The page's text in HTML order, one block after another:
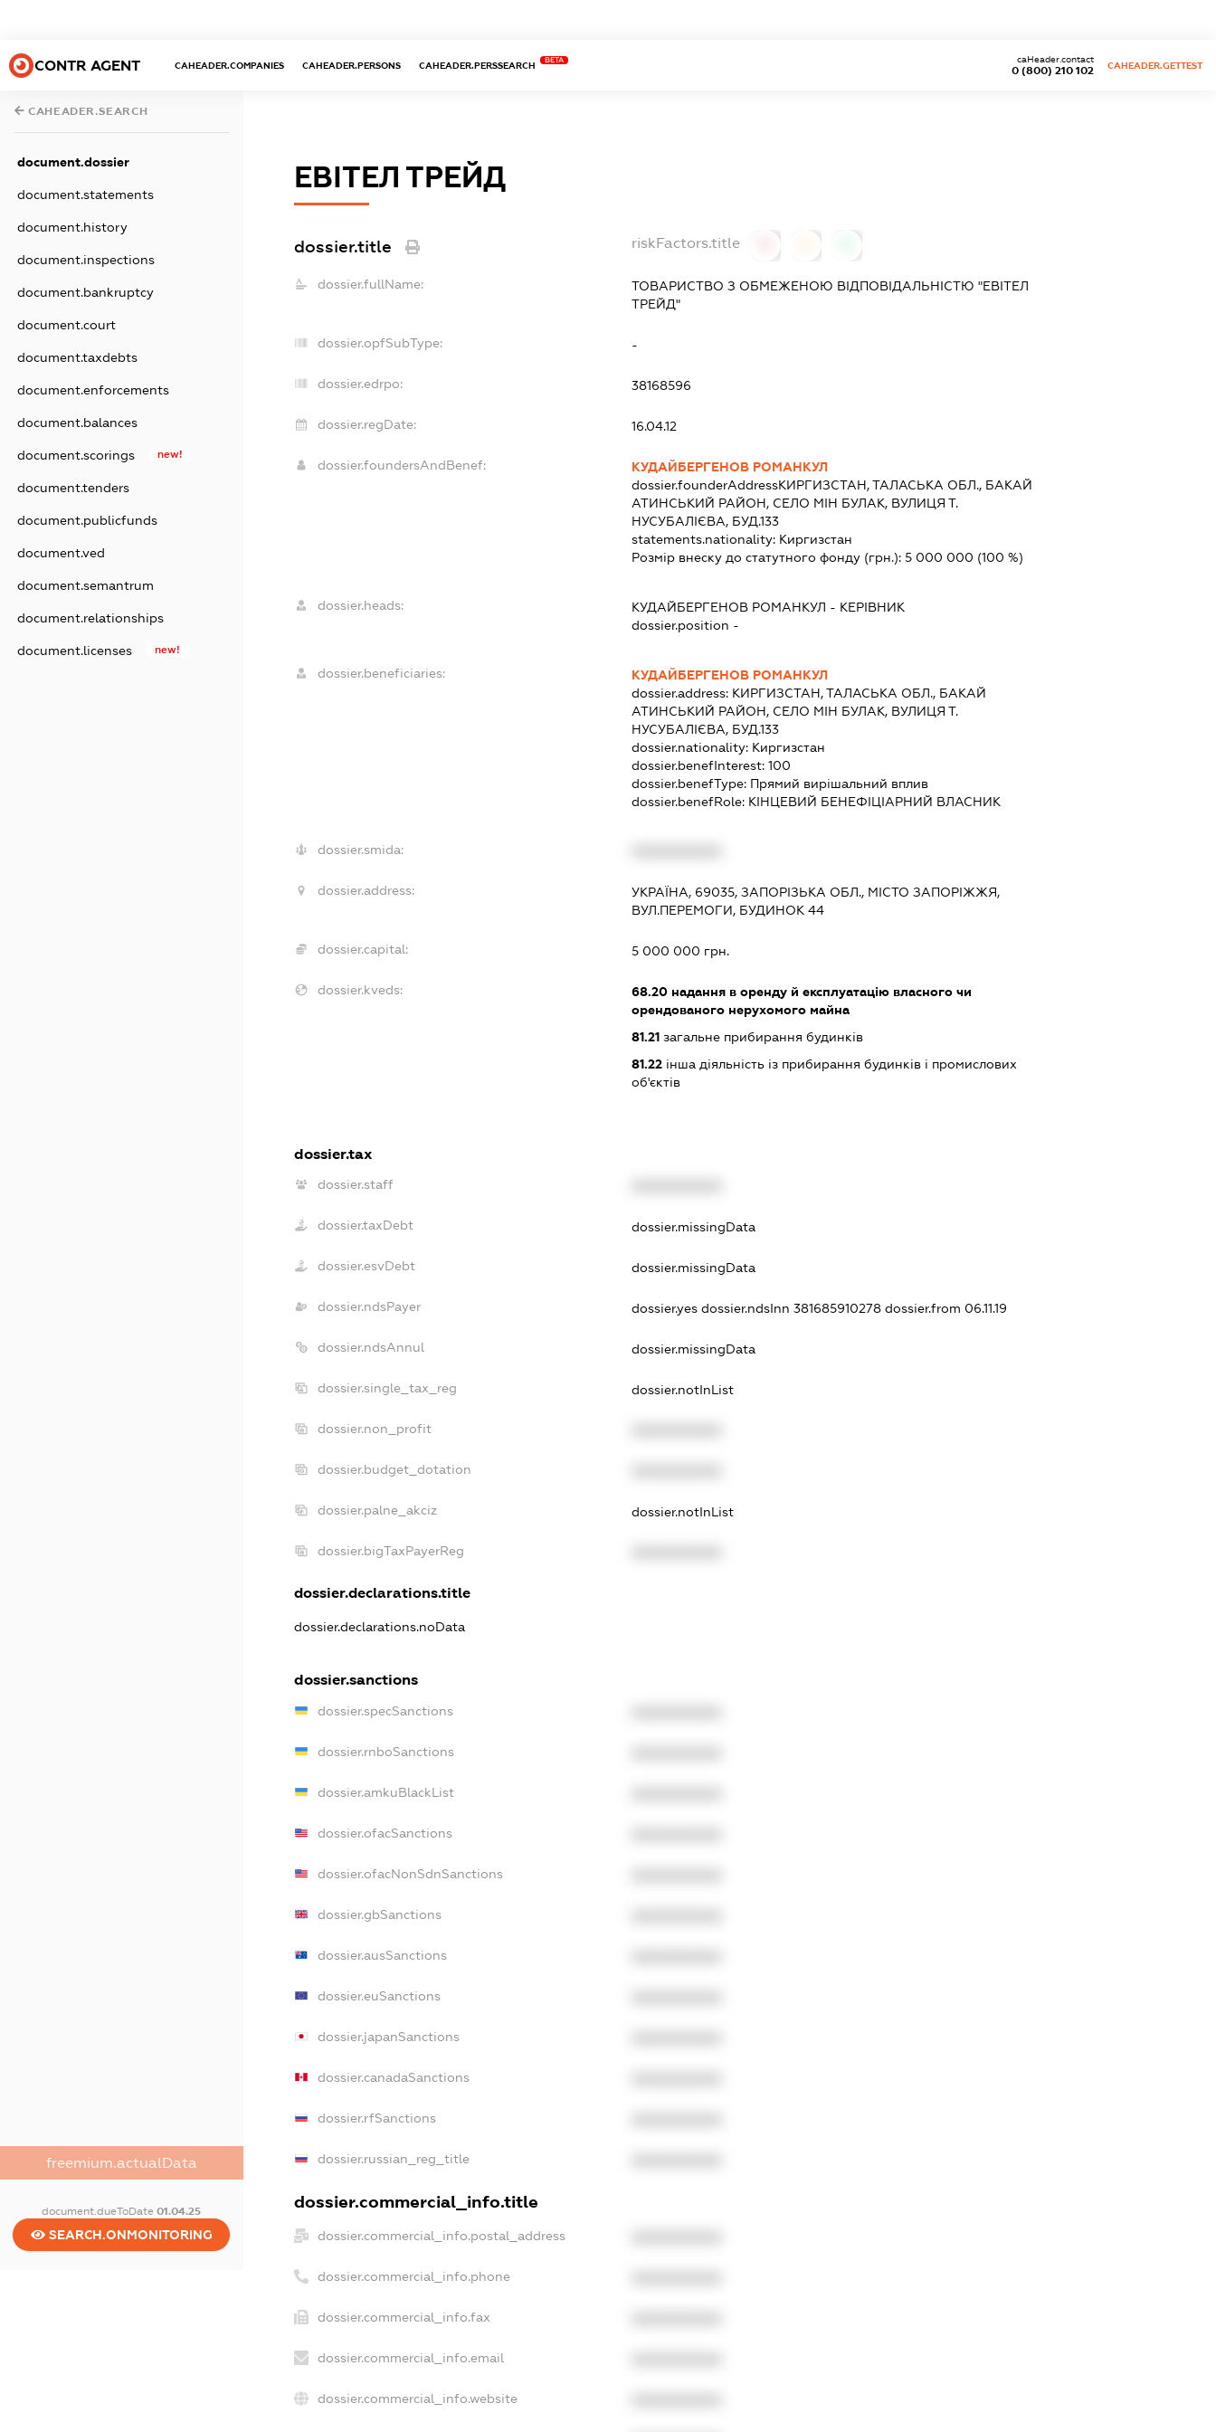
CONTR AGENT CAHEADER.COMPANIES CAHEADER.PERSONS CAHEADER.PERSSEARCH
BETA
0 (800) 210 102
caHeader.contact
CAHEADER.GETTEST
CAHEADER.SEARCH
document.dossier
document.statements
document.history
document.inspections
document.bankruptcy
document.court
document.taxdebts
document.enforcements
document.balances
document.scorings new!
document.tenders
document.publicfunds
document.ved
document.semantrum
document.relationships
document.licenses new!
freemium.actualData
document.dueToDate01.04.25
SEARCH.ONMONITORING
ЕВІТЕЛ ТРЕЙД
dossier.title riskFactors.title
dossier.fullName:
ТОВАРИСТВО З ОБМЕЖЕНОЮ ВІДПОВІДАЛЬНІСТЮ "ЕВІТЕЛ
ТРЕЙД"
dossier.opfSubType: -
dossier.edrpo: 38168596
dossier.regDate: 16.04.12
dossier.foundersAndBenef:
КУДАЙБЕРГЕНОВ РОМАНКУЛ
dossier.founderAddressКИРГИЗСТАН, ТАЛАСЬКА ОБЛ., БАКАЙ
АТИНСЬКИЙ РАЙОН, СЕЛО МІН БУЛАК, ВУЛИЦЯ Т.
НУСУБАЛІЄВА, БУД.133
statements.nationality: Киргизстан
Розмір внеску до статутного фонду (грн.): 5 000 000 (100 %)
dossier.heads: КУДАЙБЕРГЕНОВ РОМАНКУЛ - КЕРІВНИК
dossier.position -
dossier.beneficiaries:
КУДАЙБЕРГЕНОВ РОМАНКУЛ
dossier.address: КИРГИЗСТАН, ТАЛАСЬКА ОБЛ., БАКАЙ
АТИНСЬКИЙ РАЙОН, СЕЛО МІН БУЛАК, ВУЛИЦЯ Т.
НУСУБАЛІЄВА, БУД.133
dossier.nationality: Киргизстан
dossier.benefInterest: 100
dossier.benefType: Прямий вирішальний вплив
dossier.benefRole: КІНЦЕВИЙ БЕНЕФІЦІАРНИЙ ВЛАСНИК
dossier.smida:
dossier.address:
УКРАЇНА, 69035, ЗАПОРІЗЬКА ОБЛ., МІСТО ЗАПОРІЖЖЯ,
ВУЛ.ПЕРЕМОГИ, БУДИНОК 44
dossier.capital: 5 000 000 грн.
dossier.kveds: 68.20надання в оренду й експлуатацію власного чи
орендованого нерухомого майна
81.21загальне прибирання будинків
81.22інша діяльність із прибирання будинків і промислових
об'єктів
dossier.tax
dossier.staff
dossier.taxDebt dossier.missingData
dossier.esvDebt dossier.missingData
dossier.ndsPayer dossier.yes dossier.ndsInn 381685910278 dossier.from 06.11.19
dossier.ndsAnnul dossier.missingData
dossier.single_tax_reg dossier.notInList
dossier.non_profit
dossier.budget_dotation
dossier.palne_akciz dossier.notInList
dossier.bigTaxPayerReg
dossier.declarations.title
dossier.declarations.noData
dossier.sanctions
dossier.specSanctions
dossier.rnboSanctions
dossier.amkuBlackList
dossier.ofacSanctions
dossier.ofacNonSdnSanctions
dossier.gbSanctions
dossier.ausSanctions
dossier.euSanctions
dossier.japanSanctions
dossier.canadaSanctions
dossier.rfSanctions
dossier.russian_reg_title
dossier.commercial_info.title
dossier.commercial_info.postal_address
dossier.commercial_info.phone
dossier.commercial_info.fax
dossier.commercial_info.email
dossier.commercial_info.website